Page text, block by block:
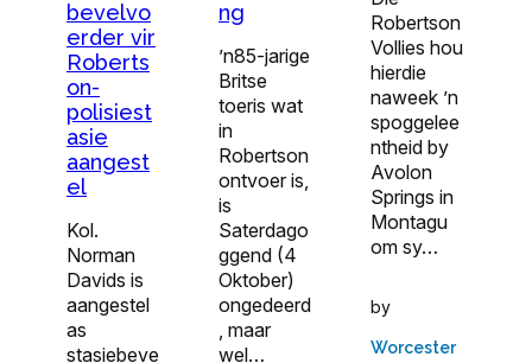
bevelvo
erder vir
Roberts
on-
polisiest
asie
aangest
el
Kol.
Norman
Davids is
aangestel
as
stasiebeve
ng
’n85-jarige
Britse
toeris wat
in
Robertson
ontvoer is,
is
Saterdago
ggend (4
Oktober)
ongedeerd
, maar
wel…
Robertson
Vollies hou
hierdie
naweek ’n
spoggelee
ntheid by
Avolon
Springs in
Montagu
om sy…
by
Worcester